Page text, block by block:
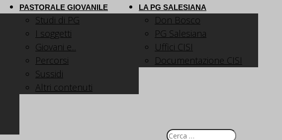
PASTORALE GIOVANILE
Studi di PG
I soggetti
Giovani e...
Percorsi
Sussidi
Altri contenuti
LA PG SALESIANA
Don Bosco
PG Salesiana
Uffici CISI
Documentazione CISI